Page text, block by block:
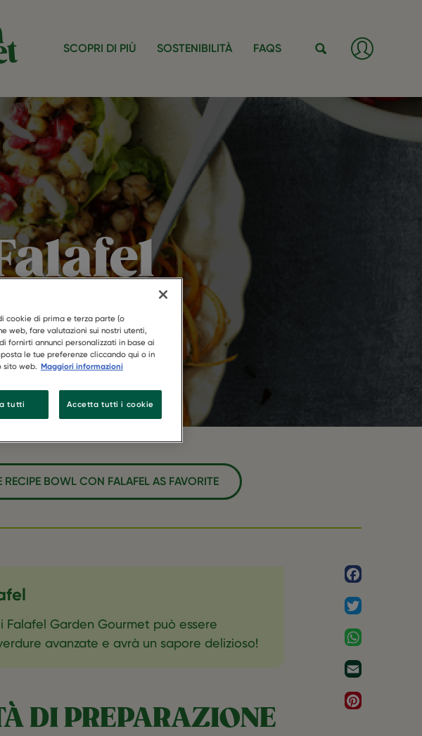
SCOPRI DI PIÙ SOSTENIBILITÀ
FAQS
RECIPE BOWL CON FALAFEL AS FAVORITE
Falafel Garden Gourmet può essere
avanzate e avrà un sapore delizioso!‎
DI PREPARAZIONE
cookie di prima e terza parte (o
web, fare valutazioni sui nostri utenti,
fornirti annunci personalizzati in base ai
le tue preferenze cliccando qui o in
sito web. Maggiori informazioni
tutti Accetta tutti i cookie